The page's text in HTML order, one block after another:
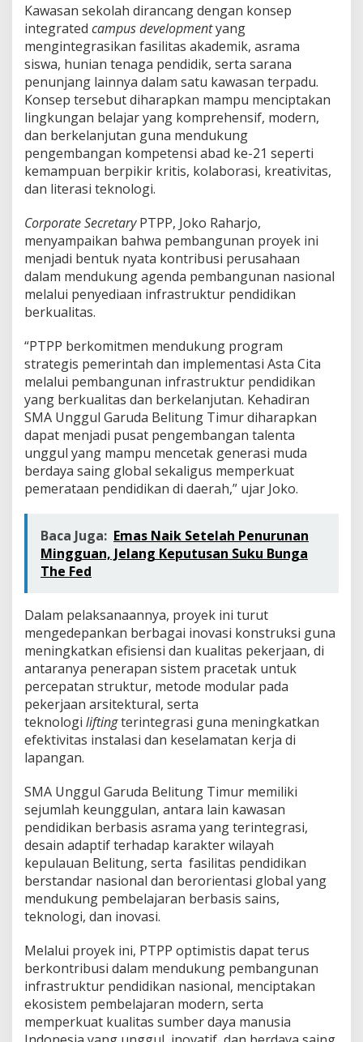
Kawasan sekolah dirancang dengan konsep
integrated campus developmentyang
mengintegrasikan fasilitas akademik, asrama
siswa, hunian tenaga pendidik, serta sarana
penunjang lainnya dalam satu kawasan terpadu.
Konsep tersebut diharapkan mampu menciptakan
lingkungan belajar yang komprehensif, modern,
dan berkelanjutan guna mendukung
pengembangan kompetensi abad ke-21 seperti
kemampuan berpikir kritis, kolaborasi, kreativitas,
dan literasi teknologi.
Corporate SecretaryPTPP, Joko Raharjo,
menyampaikan bahwa pembangunan proyek ini
menjadi bentuk nyata kontribusi perusahaan
dalam mendukung agenda pembangunan nasional
melalui penyediaan infrastruktur pendidikan
berkualitas.
“PTPP berkomitmen mendukung program
strategis pemerintah dan implementasi Asta Cita
melalui pembangunan infrastruktur pendidikan
yang berkualitas dan berkelanjutan. Kehadiran
SMA Unggul Garuda Belitung Timur diharapkan
dapat menjadi pusat pengembangan talenta
unggul yang mampu mencetak generasi muda
berdaya saing global sekaligus memperkuat
pemerataan pendidikan di daerah,” ujar Joko.
Baca Juga: Emas Naik Setelah Penurunan
Mingguan, Jelang Keputusan Suku Bunga
The Fed
Dalam pelaksanaannya, proyek ini turut
mengedepankan berbagai inovasi konstruksi guna
meningkatkan efisiensi dan kualitas pekerjaan, di
antaranya penerapan sistem pracetak untuk
percepatan struktur, metode modular pada
pekerjaan arsitektural, serta
teknologi liftingterintegrasi guna meningkatkan
efektivitas instalasi dan keselamatan kerja di
lapangan.
SMA Unggul Garuda Belitung Timur memiliki
sejumlah keunggulan, antara lain kawasan
pendidikan berbasis asrama yang terintegrasi,
desain adaptif terhadap karakter wilayah
kepulauan Belitung, serta fasilitas pendidikan
berstandar nasional dan berorientasi global yang
mendukung pembelajaran berbasis sains,
teknologi, dan inovasi.
Melalui proyek ini, PTPP optimistis dapat terus
berkontribusi dalam mendukung pembangunan
infrastruktur pendidikan nasional, menciptakan
ekosistem pembelajaran modern, serta
memperkuat kualitas sumber daya manusia